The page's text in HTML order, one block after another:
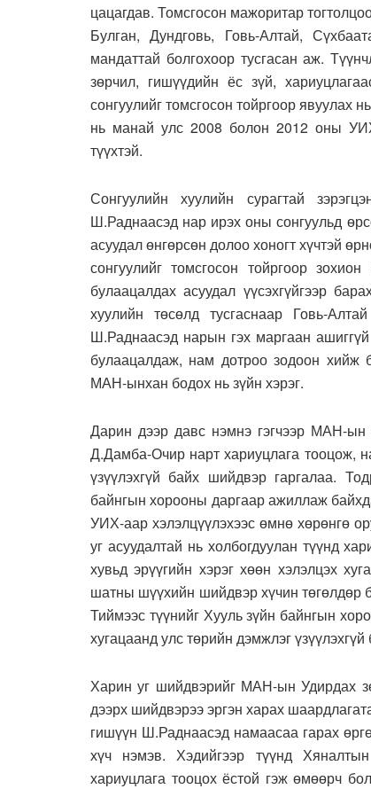
цацагдав. Томсгосон мажоритар
Булган, Дундговь, Говь-Алтай,
мандаттай болгохоор тусгасан аж.
зөрчил, гишүүдийн ёс зүй,
сонгуулийг томсгосон тойргоор явуулах
нь манай улс 2008 болон 2012 оны
түүхтэй.
Сонгуулийн хуулийн сурагтай
Ш.Раднаасэд нар ирэх оны сонгуульд
асуудал өнгөрсөн долоо хоногт хүчтэй
сонгуулийг томсгосон тойргоор
булаацалдах асуудал үүсэхгүйгээр
хуулийн төсөлд тусгаснаар Говь-
Ш.Раднаасэд нарын гэх маргаан
булаацалдаж, нам дотроо зодоон хийж
МАН-ынхан бодох нь зүйн хэрэг.
Дарин дээр давс нэмнэ гэгчээр МАН-
Д.Дамба-Очир нарт хариуцлага тооцож,
үзүүлэхгүй байх шийдвэр гаргалаа.
байнгын хорооны даргаар ажиллаж
УИХ-аар хэлэлцүүлэхээс өмнө хөрөнгө
уг асуудалтай нь холбогдуулан түүнд
хувьд эрүүгийн хэрэг хөөн хэлэлцэх
шатны шүүхийн шийдвэр хүчин төгөлдөр
Тиймээс түүнийг Хууль зүйн байнгын
хугацаанд улс төрийн дэмжлэг
Харин уг шийдвэрийг МАН-ын Удирдах
дээрх шийдвэрээ эргэн харах
гишүүн Ш.Раднаасэд намаасаа гарах
хүч нэмэв. Хэдийгээр түүнд
хариуцлага тооцох ёстой гэж өмөөрч